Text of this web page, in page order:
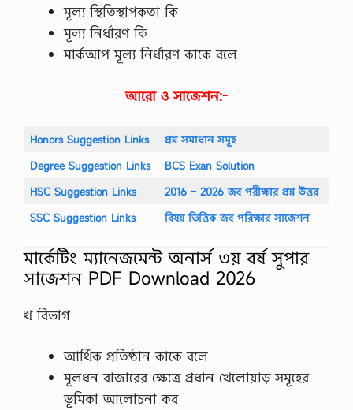
মূল্য স্থিতিস্থাপকতা কি
মূল্য নির্ধারণ কি
মার্কআপ মূল্য নির্ধারণ কাকে বলে
আরো ও সাজেশন:-
Honors Suggestion Links
প্রশ্ন সমাধান সমূহ
Degree Suggestion Links
BCS Exan Solution
HSC Suggestion Links
2016 – 2026 জব পরীক্ষার প্রশ্ন উত্তর
SSC Suggestion Links
বিষয় ভিত্তিক জব পরিক্ষার সাজেশন
মার্কেটিং ম্যানেজমেন্ট অনার্স ৩য় বর্ষ সুপার
সাজেশন PDF Download 2026
খ বিভাগ
আর্থিক প্রতিষ্ঠান কাকে বলে
মূলধন বাজারের ক্ষেত্রে প্রধান খেলোয়াড় সমূহের
ভূমিকা আলোচনা কর